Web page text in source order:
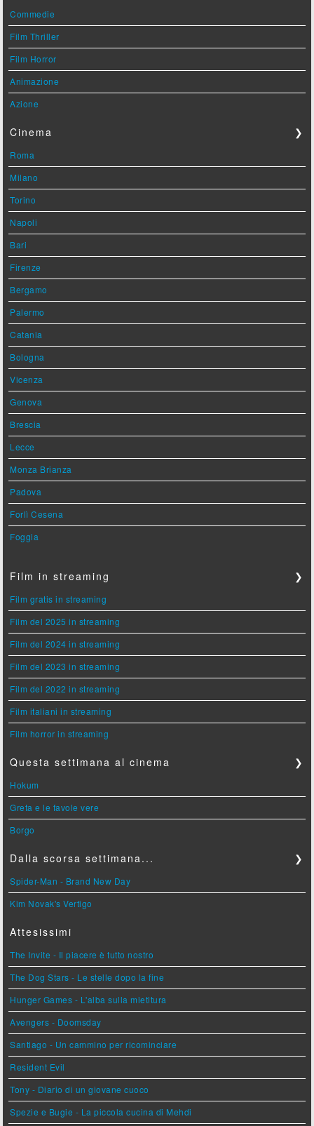
Commedie
Film Thriller
Film Horror
Animazione
Azione
Cinema ❯
Roma
Milano
Torino
Napoli
Bari
Firenze
Bergamo
Palermo
Catania
Bologna
Vicenza
Genova
Brescia
Lecce
Monza Brianza
Padova
Forlì Cesena
Foggia
Film in streaming ❯
Film gratis in streaming
Film del 2025 in streaming
Film del 2024 in streaming
Film del 2023 in streaming
Film del 2022 in streaming
Film italiani in streaming
Film horror in streaming
Questa settimana al cinema ❯
Hokum
Greta e le favole vere
Borgo
Dalla scorsa settimana... ❯
Spider-Man - Brand New Day
Kim Novak's Vertigo
Attesissimi
The Invite - Il piacere è tutto nostro
The Dog Stars - Le stelle dopo la fine
Hunger Games - L'alba sulla mietitura
Avengers - Doomsday
Santiago - Un cammino per ricominciare
Resident Evil
Tony - Diario di un giovane cuoco
Spezie e Bugie - La piccola cucina di Mehdi